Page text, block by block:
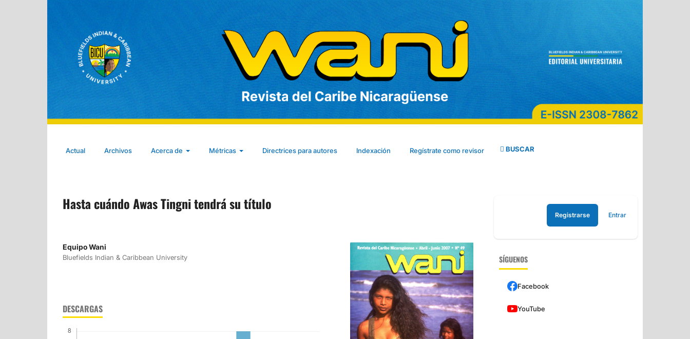
Actual Archivos Acerca de Métricas Directrices para autores Indexación Regístrate como revisor BUSCAR
Hasta cuándo Awas Tingni tendrá su título
Equipo Wani
Bluefields Indian & Caribbean University
DESCARGAS
Registrarse Entrar
SÍGUENOS
Facebook
YouTube